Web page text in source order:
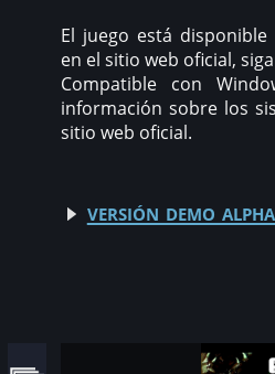
El juego está
en el sitio web oficial,
Compatible con
información sobre los
sitio web oficial.
versión demo